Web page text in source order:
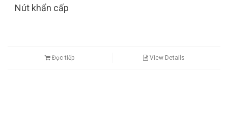
Nút khẩn cấp
Đọc tiếp View Details